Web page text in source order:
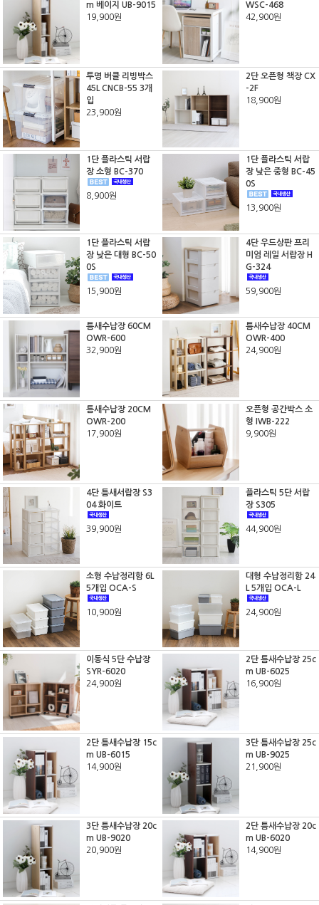
m 베이지 UB-9015
19,900원
WSC-468
42,900원
투명 버클 리빙박스
45L CNCB-55 3개
입
23,900원
2단 오픈형 책장 CX
-2F
18,900원
1단 플라스틱 서랍
장 소형 BC-370
8,900원
1단 플라스틱 서랍
장 낮은 중형 BC-45
0S
13,900원
1단 플라스틱 서랍
장 낮은 대형 BC-50
0S
15,900원
4단 우드상판 프리
미엄 레일 서랍장 H
G-324
59,900원
틈새수납장 60CM
OWR-600
32,900원
틈새수납장 40CM
OWR-400
24,900원
틈새수납장 20CM
OWR-200
17,900원
오픈형 공간박스 소
형 IWB-222
9,900원
4단 틈새서랍장 S3
04 화이트
39,900원
플라스틱 5단 서랍
장 S305
44,900원
소형 수납정리함 6L
5개입 OCA-S
10,900원
대형 수납정리함 24
L 5개입 OCA-L
24,900원
이동식 5단 수납장
SYR-6020
24,900원
2단 틈새수납장 25c
m UB-6025
16,900원
2단 틈새수납장 15c
m UB-6015
14,900원
3단 틈새수납장 25c
m UB-9025
21,900원
3단 틈새수납장 20c
m UB-9020
20,900원
2단 틈새수납장 20c
m UB-6020
14,900원